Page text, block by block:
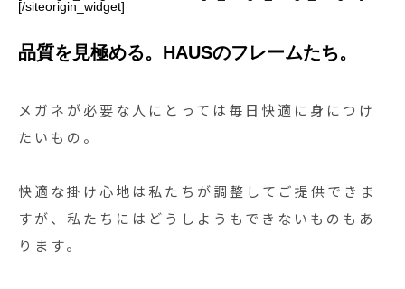
[/siteorigin_widget]
品質を見極める。HAUSのフレームたち。
メガネが必要な人にとっては毎日快適に身につけ
たいもの。
快適な掛け心地は私たちが調整してご提供できま
すが、私たちにはどうしようもできないものもあ
ります。